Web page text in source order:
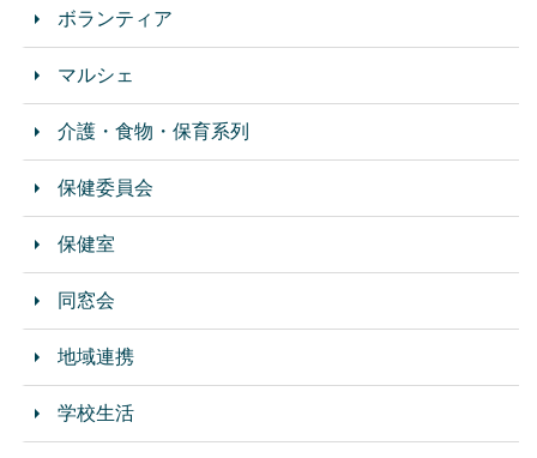
ボランティア
マルシェ
介護・食物・保育系列
保健委員会
保健室
同窓会
地域連携
学校生活